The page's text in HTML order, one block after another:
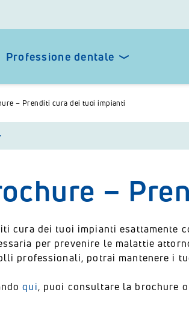
Professione dentale
– Prenditi cura dei tuoi impianti
–
cura dei tuoi impianti esattamente
per prevenire le malattie
professionali, potrai mantenere i
qui, puoi consultare la brochure